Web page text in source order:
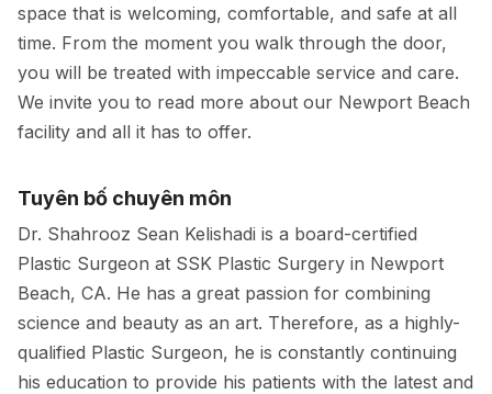
space that is welcoming, comfortable, and safe at all
time. From the moment you walk through the door,
you will be treated with impeccable service and care.
We invite you to read more about our Newport Beach
facility and all it has to offer.
Tuyên bố chuyên môn
Dr. Shahrooz Sean Kelishadi is a board-certified
Plastic Surgeon at SSK Plastic Surgery in Newport
Beach, CA. He has a great passion for combining
science and beauty as an art. Therefore, as a highly-
qualified Plastic Surgeon, he is constantly continuing
his education to provide his patients with the latest and